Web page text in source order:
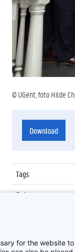
© UGent, foto Hilde
Download
Tags:
Datum:
for the website